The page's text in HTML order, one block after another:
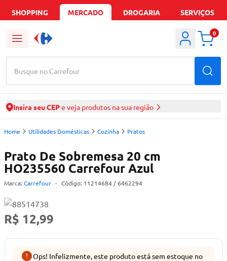
SHOPPING MERCADO DROGARIA SERVIÇOS
Busque no Carrefour
0
Insira seu CEPe veja produtos na sua região
Home Utilidades Domésticas Cozinha Pratos
Prato De Sobremesa 20 cm
HO235560 Carrefour Azul
Marca: Carrefour - Código: 11214684 / 6462294
R$ 12,99
Ops! Infelizmente, este produto está sem estoque no